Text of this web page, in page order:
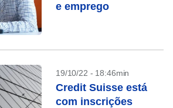
e emprego
19/10/22 - 18:46min
Credit Suisse está
com inscrições